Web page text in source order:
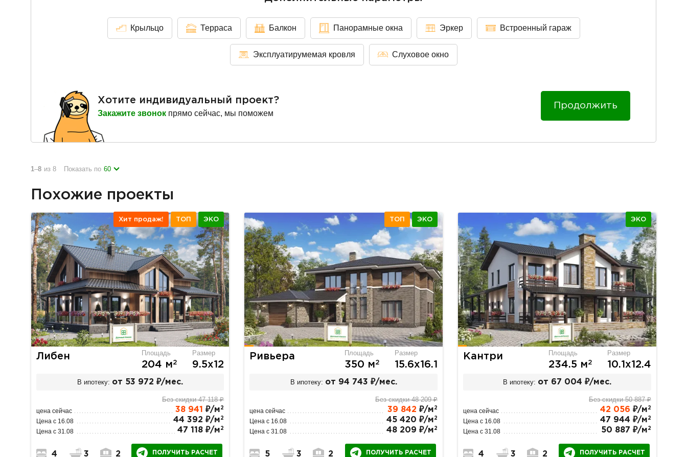
Крыльцо Терраса Балкон Панорамные окна Эркер Встроенный гараж
Эксплуатирумемая кровля Слуховое окно
Хотите индивидуальный проект?
Закажите звонок прямо сейчас, мы поможем
Продолжить
1–8 из 8 Показать по 60
Похожие проекты
Хит продаж! ТОП ЭКО
Либен Площадь
204 м2
Размер
9.5х12
В ипотеку: от 53 972 ₽/мес.
Без скидки 47 118 ₽
цена сейчас 38 941 ₽/м 2
Цена с 16.08 44 392 ₽/м 2
Цена с 31.08 47 118 ₽/м 2
4 3 2 ПОЛУЧИТЬ РАСЧЕТ
ТОП ЭКО
Ривьера Площадь
350 м2
Размер
15.6х16.1
В ипотеку: от 94 743 ₽/мес.
Без скидки 48 209 ₽
цена сейчас 39 842 ₽/м 2
Цена с 16.08 45 420 ₽/м 2
Цена с 31.08 48 209 ₽/м 2
5 3 2 ПОЛУЧИТЬ РАСЧЕТ
ЭКО
Кантри Площадь
234.5 м2
Размер
10.1х12.4
В ипотеку: от 67 004 ₽/мес.
Без скидки 50 887 ₽
цена сейчас 42 056 ₽/м 2
Цена с 16.08 47 944 ₽/м 2
Цена с 31.08 50 887 ₽/м 2
4 3 2 ПОЛУЧИТЬ РАСЧЕТ